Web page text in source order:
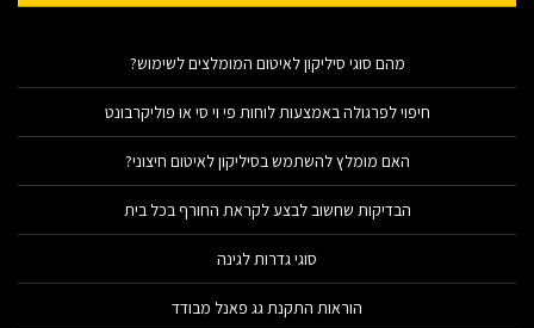
מהם סוגי סיליקון לאיטום המומלצים לשימוש?
חיפוי לפרגולה באמצעות לוחות פי וי סי או פוליקרבונט
האם מומלץ להשתמש בסיליקון לאיטום חיצוני?
הבדיקות שחשוב לבצע לקראת החורף בכל בית
סוגי גדרות לגינה
הוראות התקנת גג פאנל מבודד